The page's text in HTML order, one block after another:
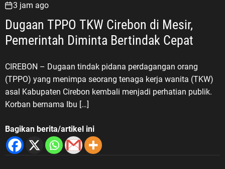
3 jam ago
Dugaan TPPO TKW Cirebon di Mesir,
Pemerintah Diminta Bertindak Cepat
CIREBON – Dugaan tindak pidana perdagangan orang
(TPPO) yang menimpa seorang tenaga kerja wanita (TKW)
asal Kabupaten Cirebon kembali menjadi perhatian publik.
Korban bernama Ibu […]
Bagikan berita/artikel ini